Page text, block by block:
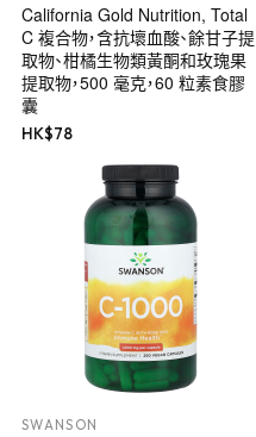
California Gold Nutrition, Total
C 複合物，含抗壞血酸、餘甘子提
取物、柑橘生物類黃酮和玫瑰果
提取物，500 毫克，60 粒素食膠
囊
HK$78
SWANSON